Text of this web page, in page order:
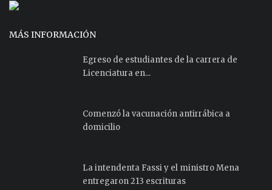
MÁS INFORMACIÓN
Egreso de estudiantes de la carrera de
Licenciatura en...
Comenzó la vacunación antirrábica a
domicilio
La intendenta Fassi y el ministro Mena
entregaron 213 escrituras